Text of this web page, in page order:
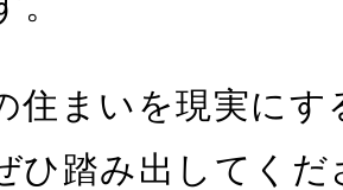
住まいを現実にす
ひ踏み出してくだ